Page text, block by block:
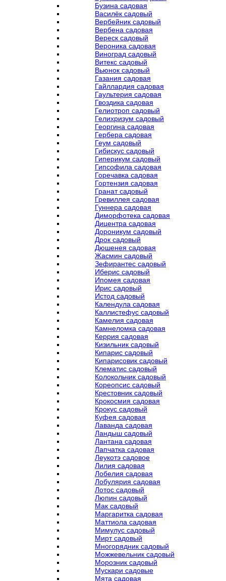
Бузина садовая
Василёк садовый
Вербейник садовый
Вербена садовая
Вереск садовый
Вероника садовая
Виноград садовый
Витекс садовый
Вьюнок садовый
Газания садовая
Гайллардия садовая
Гаультерия садовая
Гвоздика садовая
Гелиотроп садовый
Гелихризум садовый
Георгина садовая
Гербера садовая
Геум садовый
Гибискус садовый
Гиперикум садовый
Гипсофила садовая
Горечавка садовая
Гортензия садовая
Гранат садовый
Гревиллея садовая
Гуннера садовая
Диморфотека садовая
Дицентра садовая
Дороникум садовый
Дрок садовый
Дюшенея садовая
Жасмин садовый
Зефирантес садовый
Иберис садовый
Ипомея садовая
Ирис садовый
Истод садовый
Календула садовая
Каллистефус садовый
Камелия садовая
Камнеломка садовая
Керрия садовая
Кизильник садовый
Кипарис садовый
Кипарисовик садовый
Клематис садовый
Колокольчик садовый
Кореопсис садовый
Крестовник садовый
Крокосмия садовая
Крокус садовый
Куфея садовая
Лаванда садовая
Ландыш садовый
Лантана садовая
Лапчатка садовая
Леукотэ садовое
Лилия садовая
Лобелия садовая
Лобулярия садовая
Лотос садовый
Люпин садовый
Мак садовый
Маргаритка садовая
Маттиола садовая
Мимулус садовый
Мирт садовый
Многорядник садовый
Можжевельник садовый
Морозник садовый
Мускари садовые
Мята садовая